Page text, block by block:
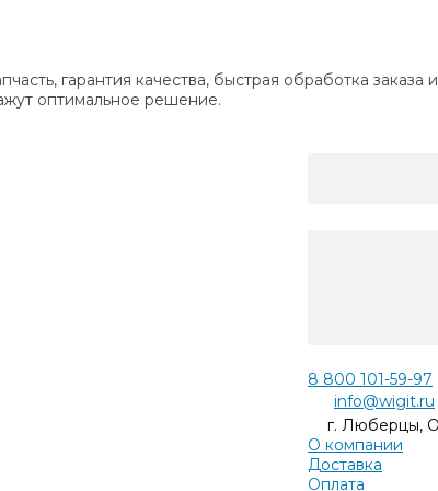
гарантия качества, быстрая обработка
оптимальное решение.
8 800 101-59-97
info@wigit.ru
г. Люберцы,
О компании
Доставка
Оплата